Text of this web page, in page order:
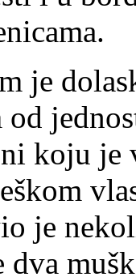
koju
je
dva